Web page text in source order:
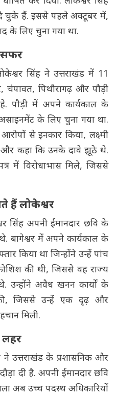
चुके हैं. इससे पहले अक्टूबर में,
के लिए चुना गया था.
सफर
सिंह ने उत्तराखंड में 11
पिथौरागढ़ और पौड़ी
पौड़ी में अपने कार्यकाल के
के लिए चुना गया था.
से इनकार किया, लक्ष्मी
और कहा कि उनके दावे झूठे थे.
में विरोधाभास मिले, जिससे
हैं लोकेश्वर
सिंह अपनी ईमानदार छवि के
बागेश्वर में अपने कार्यकाल के
किया था जिन्होंने उन्हें पांच
की थी, जिससे वह राज्य
उन्होंने अवैध खनन कार्यों के
जिससे उन्हें एक दृढ़ और
मिली.
उत्तराखंड के प्रशासनिक और
दी है. अपनी ईमानदार छवि
अब उच्च पदस्थ अधिकारियों